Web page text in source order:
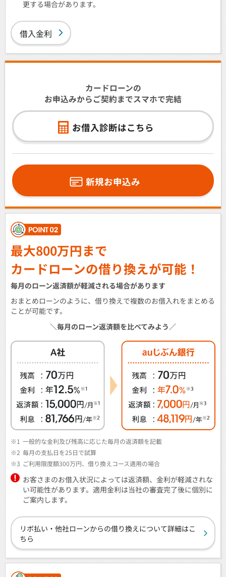
更する場合があります。
借入金利
カードローンの
お申込みからご契約までスマホで完結
お借入診断はこちら
新規お申込み
最大800万円まで
カードローンの借り換えが可能！
毎月のローン返済額が軽減される場合があります
おまとめローンのように、借り換えで複数のお借入れをまとめる
ことが可能です。
＼毎月のローン返済額を比べてみよう／
※1 一般的な金利及び残高に応じた毎月の返済額を記載
※2 毎月の支払日を25日で試算
※3 ご利用限度額300万円、借り換えコース適用の場合
お客さまのお借入状況によっては返済額、金利が軽減されな
い可能性があります。適用金利は当社の審査完了後に個別に
ご案内します。
リボ払い・他社ローンからの借り換えについて詳細はこ
ちら